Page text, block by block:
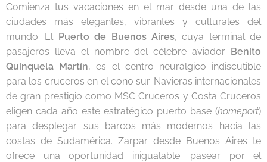
Comienza tus vacaciones en el mar desde una de las
ciudades más elegantes, vibrantes y culturales del
mundo. El Puerto de Buenos Aires, cuya terminal de
pasajeros lleva el nombre del célebre aviador Benito
Quinquela Martín, es el centro neurálgico indiscutible
para los cruceros en el cono sur. Navieras internacionales
de gran prestigio como MSC Cruceros y Costa Cruceros
eligen cada año este estratégico puerto base (homeport)
para desplegar sus barcos más modernos hacia las
costas de Sudamérica. Zarpar desde Buenos Aires te
ofrece una oportunidad inigualable: pasear por el